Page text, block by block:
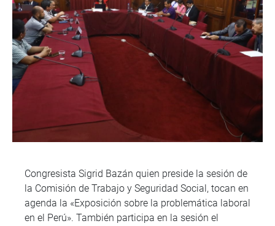
Congresista Sigrid Bazán quien preside la sesión de
la Comisión de Trabajo y Seguridad Social, tocan en
agenda la «Exposición sobre la problemática laboral
en el Perú». También participa en la sesión el